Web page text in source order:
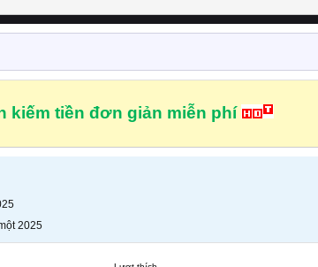
kiếm tiền đơn giản miễn phí
2025